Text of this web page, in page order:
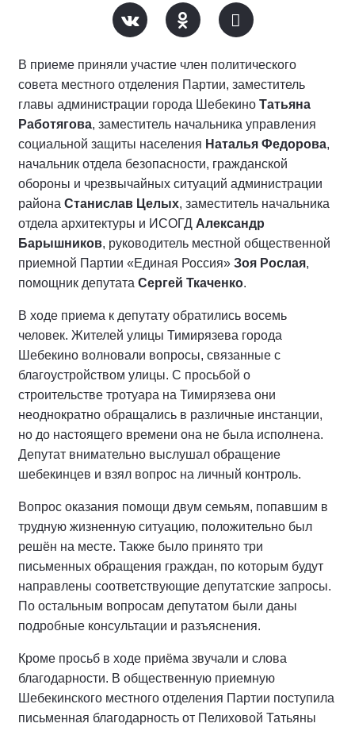
В приеме приняли участие член политического
совета местного отделения Партии, заместитель
главы администрации города Шебекино Татьяна
Работягова, заместитель начальника управления
социальной защиты населения Наталья Федорова,
начальник отдела безопасности, гражданской
обороны и чрезвычайных ситуаций администрации
района Станислав Целых, заместитель начальника
отдела архитектуры и ИСОГД Александр
Барышников, руководитель местной общественной
приемной Партии «Единая Россия» Зоя Рослая,
помощник депутата Сергей Ткаченко.
В ходе приема к депутату обратились восемь
человек. Жителей улицы Тимирязева города
Шебекино волновали вопросы, связанные с
благоустройством улицы. С просьбой о
строительстве тротуара на Тимирязева они
неоднократно обращались в различные инстанции,
но до настоящего времени она не была исполнена.
Депутат внимательно выслушал обращение
шебекинцев и взял вопрос на личный контроль.
Вопрос оказания помощи двум семьям, попавшим в
трудную жизненную ситуацию, положительно был
решён на месте. Также было принято три
письменных обращения граждан, по которым будут
направлены соответствующие депутатские запросы.
По остальным вопросам депутатом были даны
подробные консультации и разъяснения.
Кроме просьб в ходе приёма звучали и слова
благодарности. В общественную приемную
Шебекинского местного отделения Партии поступила
письменная благодарность от Пелиховой Татьяны